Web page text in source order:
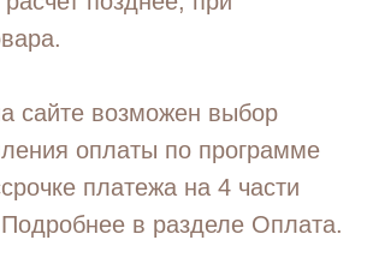
сайте возможен выбор
оплаты по программе
платежа на 4 части
в разделе Оплата.